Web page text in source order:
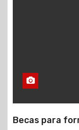
Becas para